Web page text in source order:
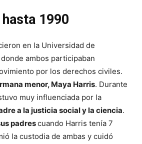
1990
en la Universidad de
ambos participaban
por los derechos civiles.
menor, Maya Harris​. Durante
muy influenciada por la
a la justicia social y la ciencia.
padrescuando Harris tenía 7
la custodia de ambas y cuidó